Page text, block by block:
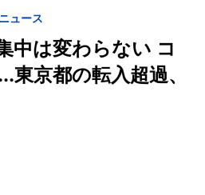
ュース
中は変わらない コ
東京都の転入超過、